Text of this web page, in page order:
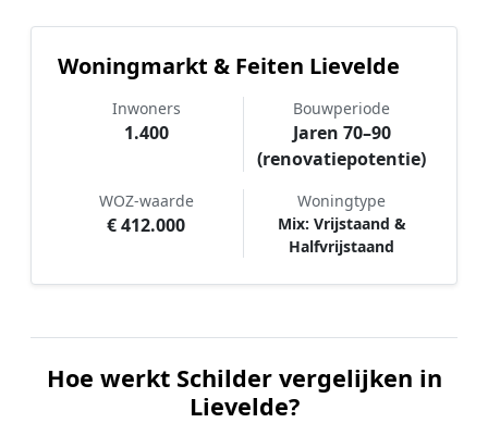
Woningmarkt & Feiten Lievelde
Inwoners
1.400
Bouwperiode
Jaren 70–90
(renovatiepotentie)
WOZ-waarde
€ 412.000
Woningtype
Mix: Vrijstaand &
Halfvrijstaand
Hoe werkt Schilder vergelijken in
Lievelde?